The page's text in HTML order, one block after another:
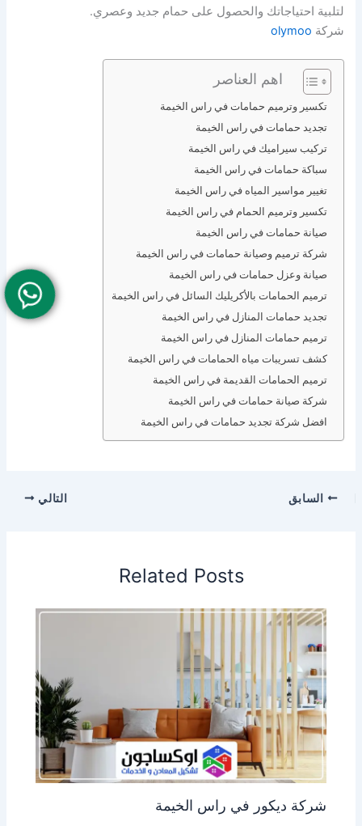
لتلبية احتياجاتك والحصول على حمام جديد وعصري.
شركة olymoo
اهم العناصر
تكسير وترميم حمامات في راس الخيمة
تجديد حمامات في راس الخيمة
تركيب سيراميك في راس الخيمة
سباكة حمامات في راس الخيمة
تغيير مواسير المياه في راس الخيمة
تكسير وترميم الحمام في راس الخيمة
صيانة حمامات في راس الخيمة
شركة ترميم وصيانة حمامات في راس الخيمة
صيانة وعزل حمامات في راس الخيمة
ترميم الحمامات بالأكريليك السائل في راس الخيمة
تجديد حمامات المنازل في راس الخيمة
ترميم حمامات المنازل في راس الخيمة
كشف تسريبات مياه الحمامات في راس الخيمة
ترميم الحمامات القديمة في راس الخيمة
شركة صيانة حمامات في راس الخيمة
افضل شركة تجديد حمامات في راس الخيمة
السابق التالي
Related Posts
شركة ديكور في راس الخيمة